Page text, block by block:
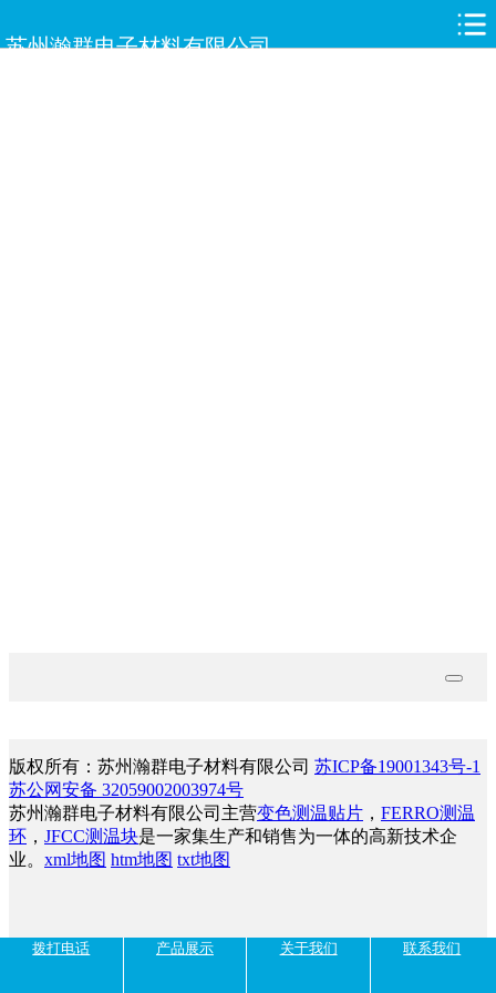
苏州瀚群电子材料有限公司
网站首页
版权所有：苏州瀚群电子材料有限公司 苏ICP备19001343号-1
苏公网安备 32059002003974号
苏州瀚群电子材料有限公司主营变色测温贴片 ， FERRO测温
环 ， JFCC测温块是一家集生产和销售为一体的高新技术企
业。 xml地图 htm地图 txt地图
拨打电话 产品展示 关于我们 联系我们